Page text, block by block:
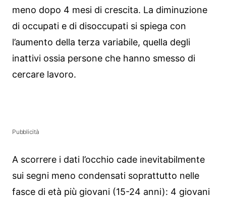
meno dopo 4 mesi di crescita. La diminuzione
di occupati e di disoccupati si spiega con
l’aumento della terza variabile, quella degli
inattivi ossia persone che hanno smesso di
cercare lavoro.
Pubblicità
A scorrere i dati l’occhio cade inevitabilmente
sui segni meno condensati soprattutto nelle
fasce di età più giovani (15-24 anni): 4 giovani